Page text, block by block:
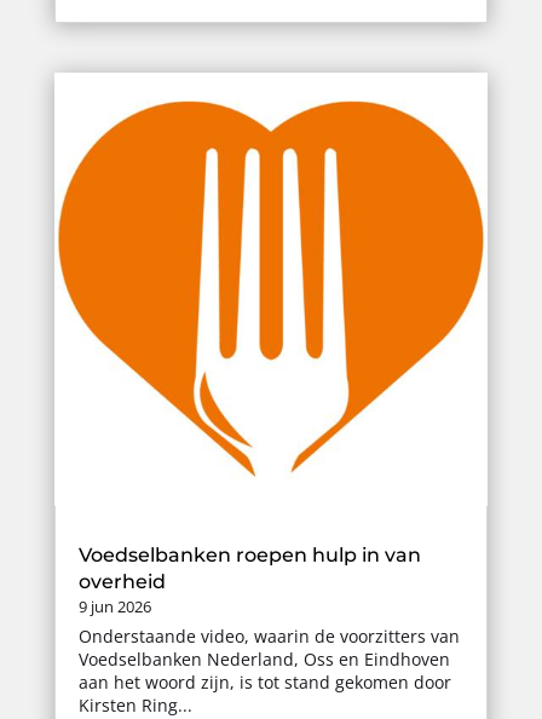
Voedselbanken roepen hulp in van
overheid
9 jun 2026
Onderstaande video, waarin de voorzitters van
Voedselbanken Nederland, Oss en Eindhoven
aan het woord zijn, is tot stand gekomen door
Kirsten Ring...